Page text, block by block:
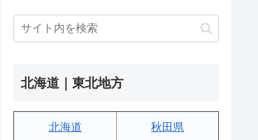
北海道｜東北地方
北海道 秋田県